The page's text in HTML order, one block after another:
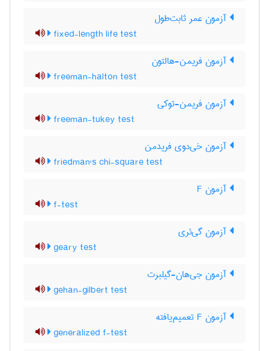
آزمون عمر ثابت‌طول
fixed-length life test
آزمون فریمن-هالتون
freeman-halton test
آزمون فریمن-توکی
freeman-tukey test
آزمون خی‌دوی فریدمن
friedman's chi-square test
آزمون F
f-test
آزمون گی‌ئری
geary test
آزمون جی‌هان-گیلبرت
gehan-gilbert test
آزمون F تعمیم‌یافته
generalized f-test